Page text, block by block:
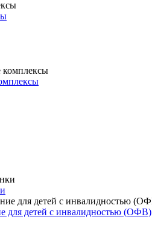
для детей с инвалидностью (ОФВ)